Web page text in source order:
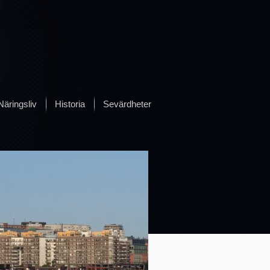
Historia Sevärdheter